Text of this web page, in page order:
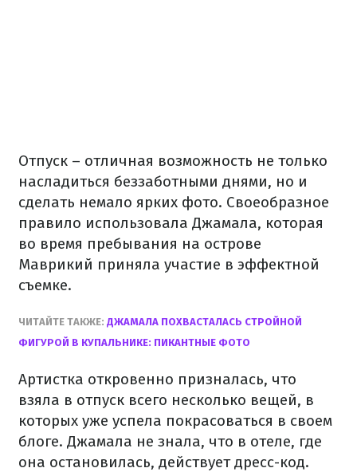
Отпуск – отличная возможность не только
насладиться беззаботными днями, но и
сделать немало ярких фото. Своеобразное
правило использовала Джамала, которая
во время пребывания на острове
Маврикий приняла участие в эффектной
съемке.
ЧИТАЙТЕ ТАКЖЕ: ДЖАМАЛА ПОХВАСТАЛАСЬ СТРОЙНОЙ
ФИГУРОЙ В КУПАЛЬНИКЕ: ПИКАНТНЫЕ ФОТО
Артистка откровенно призналась, что
взяла в отпуск всего несколько вещей, в
которых уже успела покрасоваться в своем
блоге. Джамала не знала, что в отеле, где
она остановилась, действует дресс-код.